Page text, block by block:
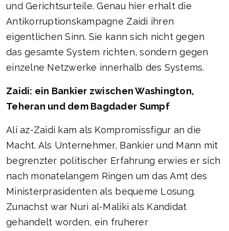
und Gerichtsurteile. Genau hier erhalt die
Antikorruptionskampagne Zaidi ihren
eigentlichen Sinn. Sie kann sich nicht gegen
das gesamte System richten, sondern gegen
einzelne Netzwerke innerhalb des Systems.
Zaidi: ein Bankier zwischen Washington,
Teheran und dem Bagdader Sumpf
Ali az-Zaidi kam als Kompromissfigur an die
Macht. Als Unternehmer, Bankier und Mann mit
begrenzter politischer Erfahrung erwies er sich
nach monatelangem Ringen um das Amt des
Ministerprasidenten als bequeme Losung.
Zunachst war Nuri al-Maliki als Kandidat
gehandelt worden, ein fruherer